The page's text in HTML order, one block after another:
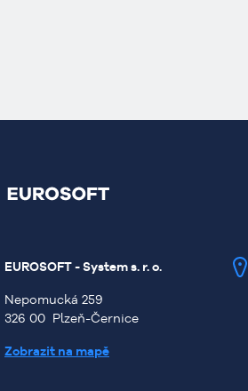
EUROSOFT - System s. r. o.
Nepomucká 259
326 00 Plzeň-Černice
Zobrazit na mapě